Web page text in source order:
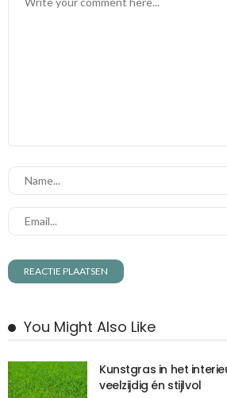
You Might Also Like
Kunstgras in het
veelzijdig én stijlvol